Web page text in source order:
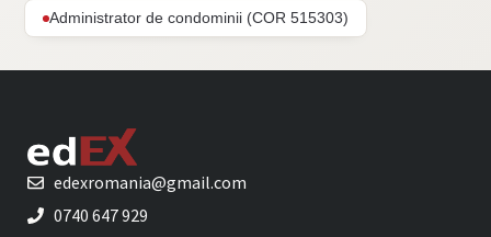
Administrator de condominii (COR 515303)
edexromania@gmail.com
0740 647 929